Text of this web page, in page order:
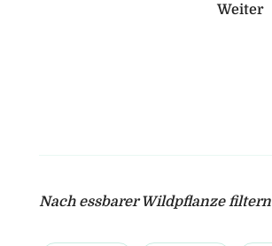
Weiter
Nach essbarer Wildpflanze filtern